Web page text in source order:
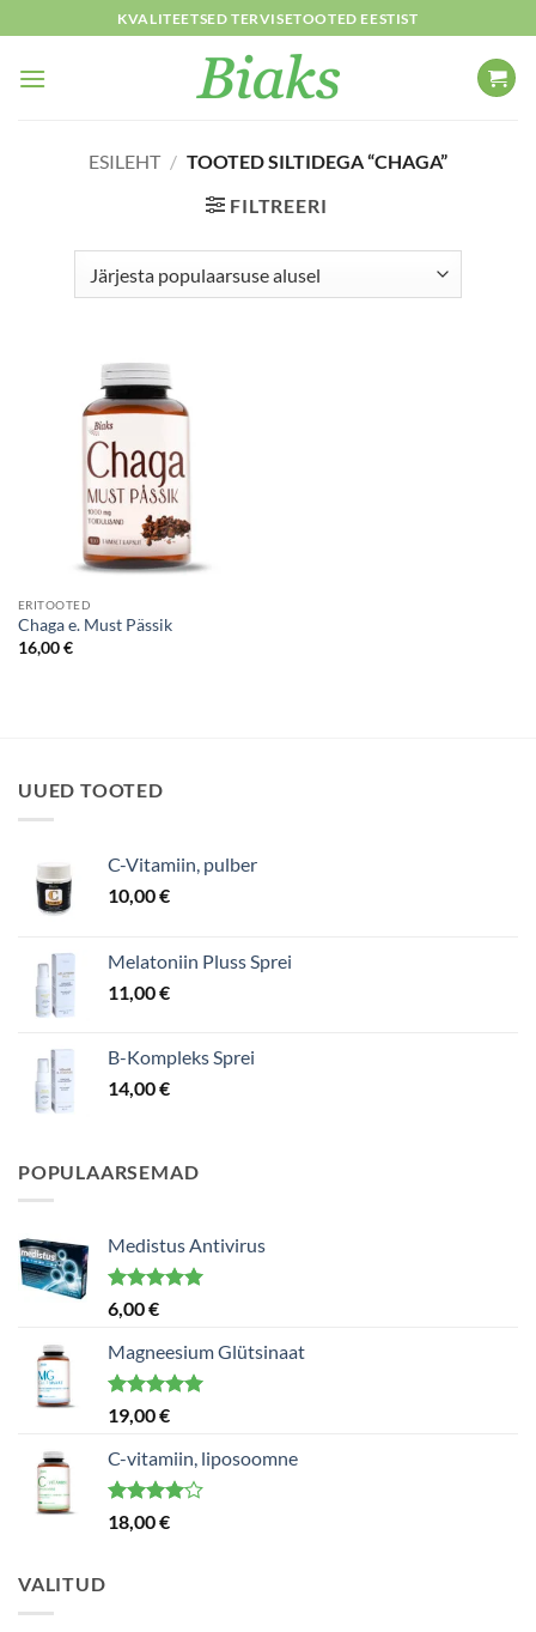
to
content
KVALITEETSED TERVISETOOTED EESTIST
ESILEHT / TOOTED SILTIDEGA “CHAGA”
FILTREERI
ERITOOTED
Chaga e. Must Pässik
16,00€
UUED TOOTED
C-Vitamiin, pulber
10,00€
Melatoniin Pluss Sprei
11,00€
B-Kompleks Sprei
14,00€
POPULAARSEMAD
Medistus Antivirus
Hinnanguga
5.00
6,00€
Magneesium Glütsinaat
Hinnanguga
5.00
19,00€
C-vitamiin, liposoomne
Hinnanguga
4.00
18,00€
VALITUD